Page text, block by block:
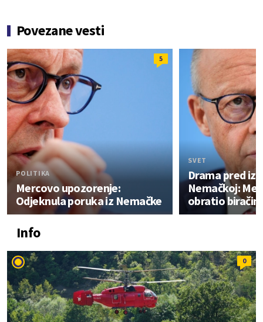
Povezane vesti
5
POLITIKA
Mercovo upozorenje:
Odjeknula poruka iz Nemačke
SVET
Drama pred
Nemačkoj:
obratio
Info
0